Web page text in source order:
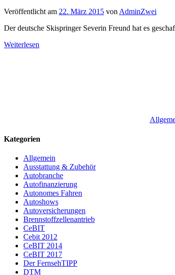
Veröffentlicht am 22. März 2015 von AdminZwei
Der deutsche Skispringer Severin Freund hat es
Weiterlesen
Kategorien
Allgemein
Ausstattung & Zubehör
Autobranche
Autofinanzierung
Autonomes Fahren
Autoshows
Autoversicherungen
Brennstoffzellenantrieb
CeBIT
Cebit 2012
CeBIT 2014
CeBIT 2017
Der FernsehTIPP
DTM